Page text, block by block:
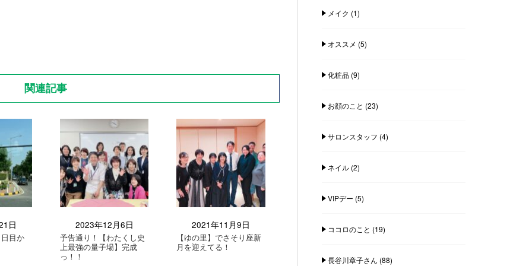
関連記事
日
目か
2023年12月6日
予告通り！【わたくし史
上最強の量子場】完成
っ！！
2021年11月9日
【ゆの里】でさそり座新
月を迎えてる！
メイク (1)
オススメ (5)
化粧品(9)
お顔のこと (23)
サロンスタッフ (4)
ネイル(2)
VIPデー (5)
ココロのこと (19)
長谷川章子さん (88)